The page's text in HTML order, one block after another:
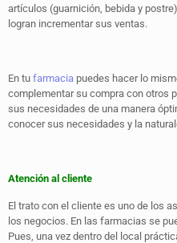
artículos (guarnición, bebida y
logran incrementar sus ventas.
En tu farmacia puedes hacer lo
complementar su compra con otros
sus necesidades de una manera
conocer sus necesidades y la
Atención al cliente
El trato con el cliente es uno de los
los negocios. En las farmacias se
Pues, una vez dentro del local